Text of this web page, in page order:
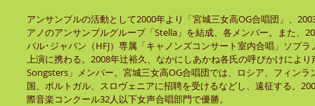
アンサンブルの活動として2000年より「宮城三女高OG合唱団」、
アノのアンサンブルグループ「Stella」を結成、各メンバー。また、
バル･ジャパン（HFJ）専属「キャノンズコンサート室内合唱」ソプ
上演に携わる。2008年辻裕久、なかにしあかね各氏の呼びかけによ
Songsters」メンバー。宮城三女高OG合唱団では、ロシア、フィン
国、ポルトガル、スロヴェニアに招聘を受けるなどし、遠征する。
際音楽コンクール32人以下女声合唱部門で優勝。